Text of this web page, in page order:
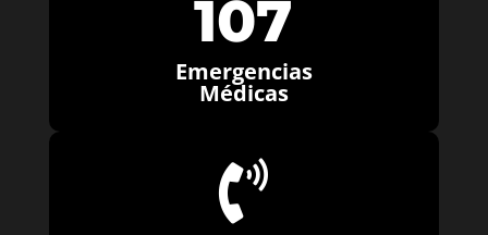
107
Emergencias
Médicas
